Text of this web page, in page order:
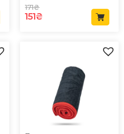
171₴
Первоначальная
151₴Текущая цена: